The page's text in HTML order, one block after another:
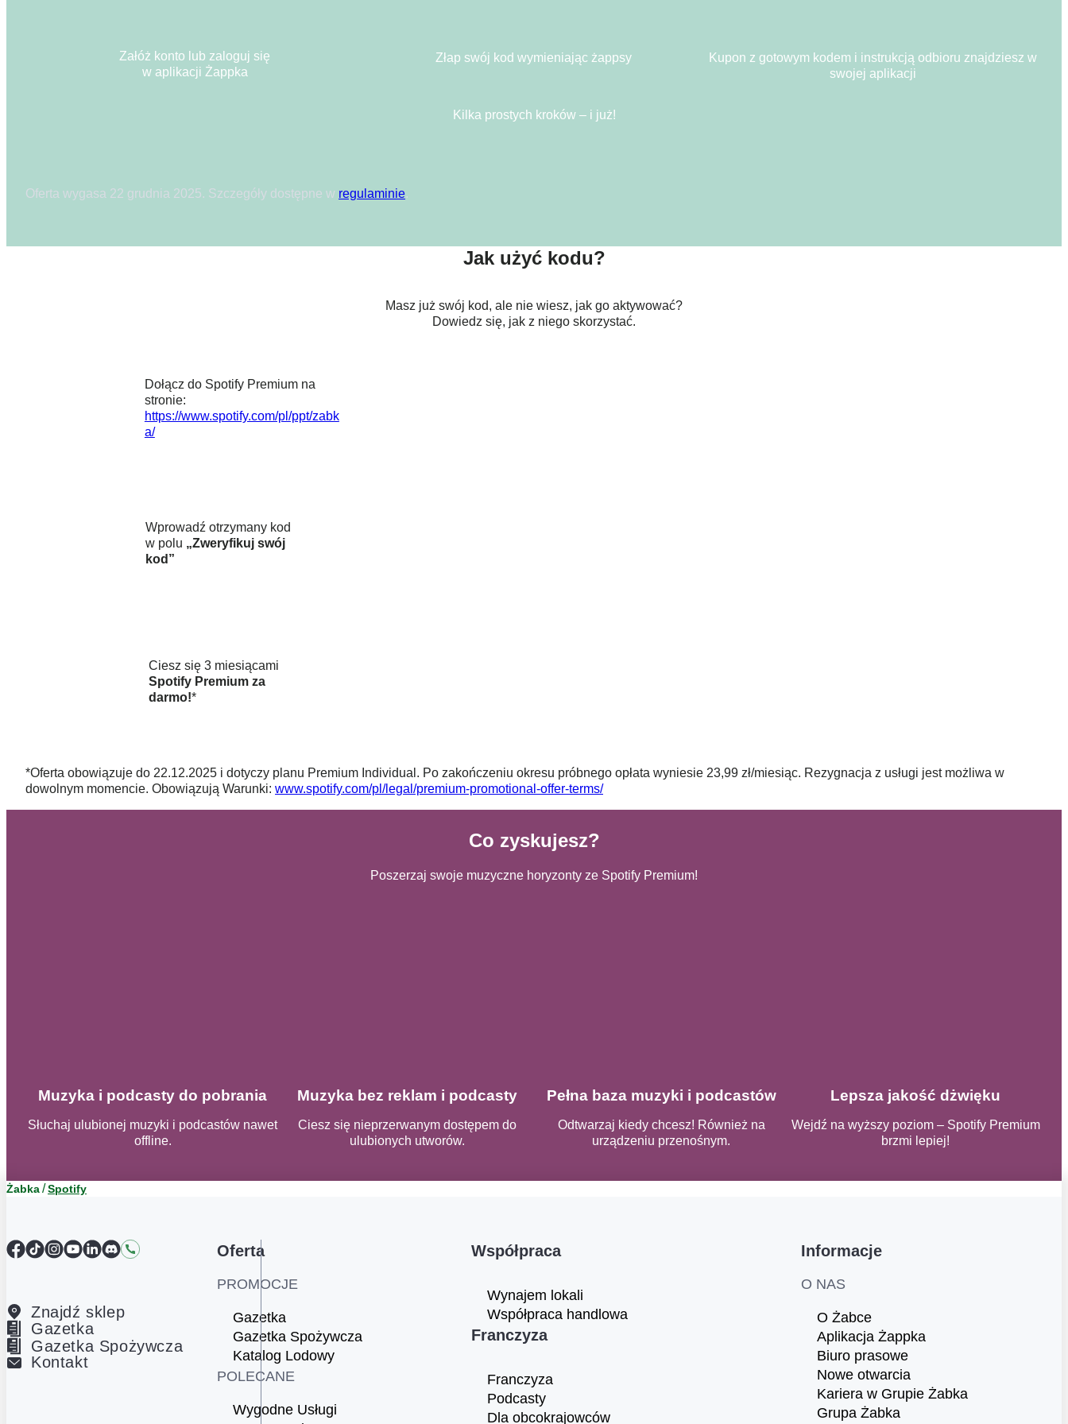
Załóż konto lub zaloguj się
w aplikacji Żappka
Złap swój kod wymieniając żappsy
Kupon z gotowym kodem i instrukcją odbioru znajdziesz w
swojej aplikacji
Kilka prostych kroków – i już!
Oferta wygasa 22 grudnia 2025. Szczegóły dostępne w regulaminie.
Jak użyć kodu?
Masz już swój kod, ale nie wiesz, jak go aktywować?
Dowiedz się, jak z niego skorzystać.
Dołącz do Spotify Premium na
stronie:
https://www.spotify.com/pl/ppt/zabk
a/
Wprowadź otrzymany kod
w polu „Zweryfikuj swój
kod”
Ciesz się 3 miesiącami
Spotify Premium za
darmo!*
*Oferta obowiązuje do 22.12.2025 i dotyczy planu Premium Individual. Po zakończeniu okresu próbnego opłata wyniesie 23,99 zł/miesiąc. Rezygnacja z usługi jest możliwa w
dowolnym momencie. Obowiązują Warunki: www.spotify.com/pl/legal/premium-promotional-offer-terms/
Co zyskujesz?
Poszerzaj swoje muzyczne horyzonty ze Spotify Premium!
Muzyka i podcasty do pobrania
Słuchaj ulubionej muzyki i podcastów nawet
offline.
Muzyka bez reklam i podcasty
Ciesz się nieprzerwanym dostępem do
ulubionych utworów.
Pełna baza muzyki i podcastów
Odtwarzaj kiedy chcesz! Również na
urządzeniu przenośnym.
Lepsza jakość dżwięku
Wejdź na wyższy poziom – Spotify Premium
brzmi lepiej!
Żabka Spotify
Facebook
TikTokInstagram
YouTube
LinkedIn
DiscordKontakt
Znajdź sklep
Gazetka
Gazetka Spożywcza
Kontakt
Oferta
PROMOCJE
Gazetka
Gazetka Spożywcza
Katalog Lodowy
POLECANE
Wygodne Usługi
Współpraca
Wynajem lokali
Współpraca handlowa
Franczyza
Franczyza
Podcasty
Dla obcokrajowców
Informacje
O NAS
O Żabce
Aplikacja Żappka
Biuro prasowe
Nowe otwarcia
Kariera w Grupie Żabka
Grupa Żabka